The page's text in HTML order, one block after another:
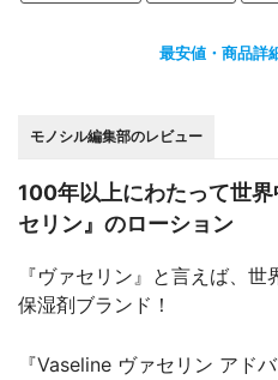
最安値・商品詳
モノシル編集部のレビュー
100年以上にわたって世
セリン』のローション
『ヴァセリン』と言えば、
保湿剤ブランド！
『Vaseline ヴァセリン アド